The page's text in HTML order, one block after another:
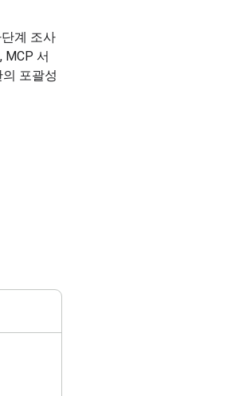
계 조사
MCP 서
포괄성